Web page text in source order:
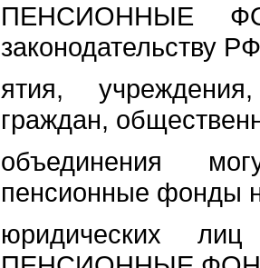
ПЕНСИОННЫЕ
законодательству
ятия,
граждан,
объединения
пенсионные фонды
юридических